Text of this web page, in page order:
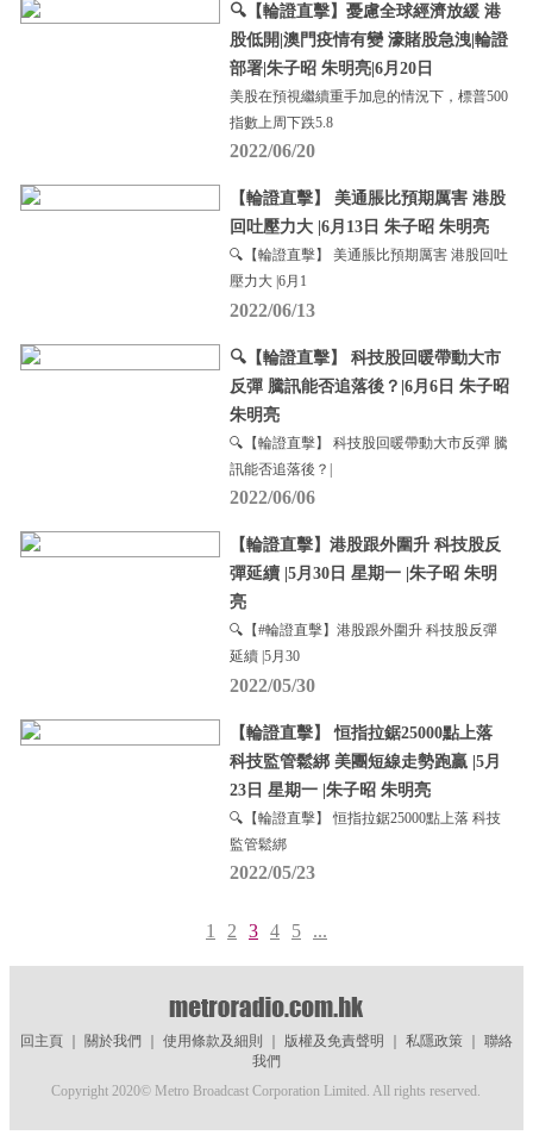
🔍【輪證直擊】憂慮全球經濟放緩 港
股低開|澳門疫情有變 濠賭股急洩|輪證
部署|朱子昭 朱明亮|6月20日
美股在預視繼續重手加息的情況下，標普500
指數上周下跌5.8
2022/06/20
【輪證直擊】 美通脹比預期厲害 港股
回吐壓力大 |6月13日 朱子昭 朱明亮
🔍【輪證直擊】 美通脹比預期厲害 港股回吐
壓力大 |6月1
2022/06/13
🔍【輪證直擊】 科技股回暖帶動大市
反彈 騰訊能否追落後？|6月6日 朱子昭
朱明亮
🔍【輪證直擊】 科技股回暖帶動大市反彈 騰
訊能否追落後？|
2022/06/06
【輪證直擊】港股跟外圍升 科技股反
彈延續 |5月30日 星期一 |朱子昭 朱明
亮
🔍【#輪證直擊】港股跟外圍升 科技股反彈
延續 |5月30
2022/05/30
【輪證直擊】 恒指拉鋸25000點上落
科技監管鬆綁 美團短線走勢跑贏 |5月
23日 星期一 |朱子昭 朱明亮
🔍【輪證直擊】 恒指拉鋸25000點上落 科技
監管鬆綁
2022/05/23
1 2 3 4 5 ...
回主頁｜ 關於我們 使用條款及細則 版權及免責聲明 私隱政策｜ 聯絡
我們
Copyright 2020© Metro Broadcast Corporation Limited. All rights reserved.